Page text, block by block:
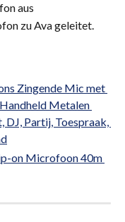
aus
zu Ava geleitet.